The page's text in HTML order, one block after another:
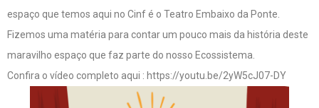
espaço que temos aqui no Cinf é o Teatro Embaixo da Ponte.
Fizemos uma matéria para contar um pouco mais da história deste
maravilho espaço que faz parte do nosso Ecossistema.
Confira o vídeo completo aqui : https://youtu.be/2yW5cJ07-DY